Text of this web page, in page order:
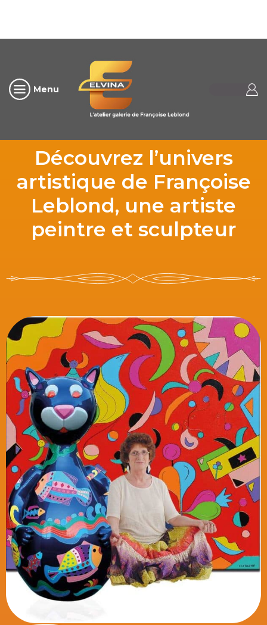
Menu
Découvrez l’univers
artistique de Françoise
Leblond, une artiste
peintre et sculpteur